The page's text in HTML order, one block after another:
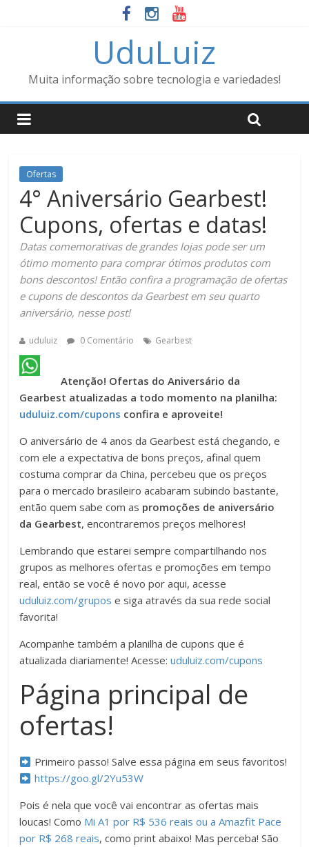
UduLuiz
Muita informação sobre tecnologia e variedades!
Ofertas
4° Aniversário Gearbest!
Cupons, ofertas e datas!
Datas comemorativas de grandes lojas pode ser um
ótimo momento para comprar ótimos produtos com
bons descontos! Então confira a programação de ofertas
e cupons de descontos da Gearbest em seu quarto
aniversário, nesse post!
uduluiz 0 Comentário Gearbest
Atenção! Ofertas do Aniversário da
Gearbest atualizadas a todo momento na planilha:
uduluiz.com/cupons confira e aproveite!
O aniversário de 4 anos da Gearbest está chegando, e
com ele a expectativa de bons preços, afinal quem
costuma comprar da China, percebeu que os preços
para o mercado brasileiro acabaram subindo bastante,
então quem sabe com as promoções de aniversário
da Gearbest, encontraremos preços melhores!
Lembrando que estarei sempre compartilhando nos
grupos as melhores ofertas e promoções em tempo
real, então se você é novo por aqui, acesse
uduluiz.com/grupos e siga através da sua rede social
favorita!
Acompanhe também a planilha de cupons que é
atualizada diariamente! Acesse:uduluiz.com/cupons
Página principal de
ofertas!
Primeiro passo! Salve essa página em seus favoritos!
https://goo.gl/2Yu53W
Pois é nela que você vai encontrar as ofertas mais
loucas! Como Mi A1 por R$ 536 reais ou a Amazfit Pace
por R$ 268 reais, como print abaixo! Mas perceba! São